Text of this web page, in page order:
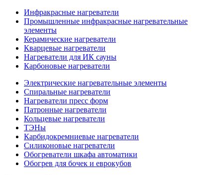
Инфракрасные нагреватели
Промышленные инфракрасные нагревательные
элементы
Керамические нагреватели
Кварцевые нагреватели
Нагреватели для ИК сауны
Карбоновые нагреватели
Электрические нагревательные элементы
Спиральные нагреватели
Нагреватели пресс форм
Патронные нагреватели
Кольцевые нагреватели
ТЭНы
Карбидокремниевые нагреватели
Силиконовые нагреватели
Обогреватели шкафа автоматики
Обогрев для бочек и еврокубов